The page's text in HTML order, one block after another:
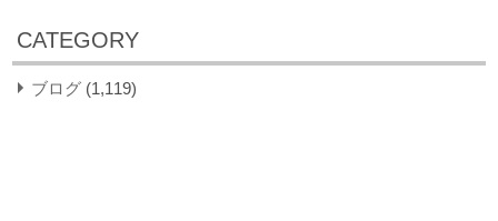
CATEGORY
ブログ (1,119)